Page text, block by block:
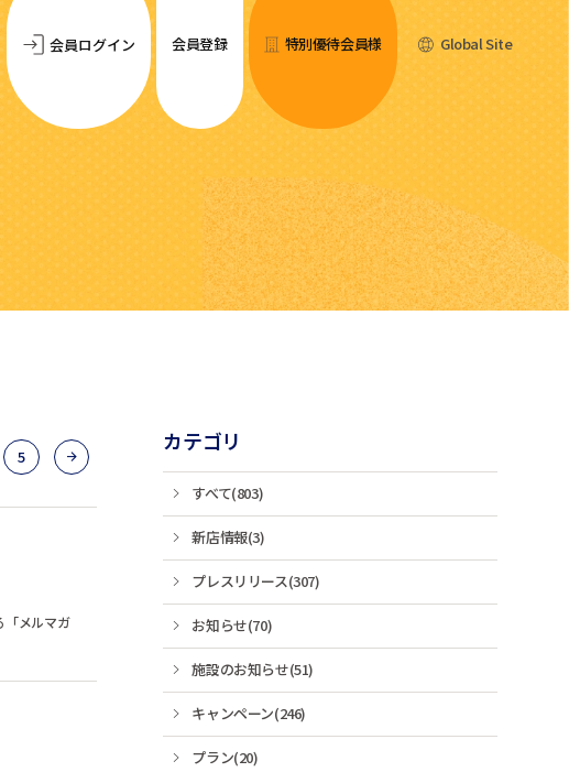
会員ログイン 会員登録 特別優待会員様 Global Site
5
カテゴリ
すべて(803)
新店情報(3)
プレスリリース(307)
お知らせ(70)
施設のお知らせ(51)
キャンペーン(246)
プラン(20)